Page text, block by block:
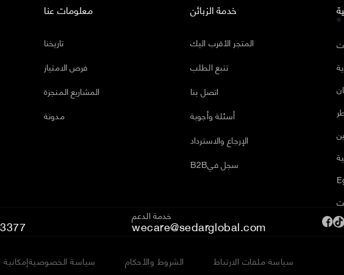
معلومات عنا
تاريخنا
فرص الامتياز
المشاريع المنجزة
مدونة
خدمة الزبائن
المتجر الأقرب اليك
تتبع الطلب
اتصل بنا
أسئلة وأجوبة
الإرجاع والاسترداد
B2Bسجل في
خدمة الدعم
wecare@sedarglobal.com
سياسة الخصوصية الشروط والأحكام سياسة ملفات الارتباط